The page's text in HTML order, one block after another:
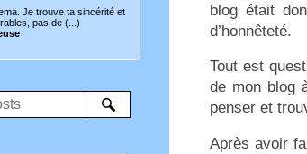
Je trouve ta sincérité et
pas de (...)
blog était
d’honnêteté.
Tout est
de mon blog
penser et
Après avoir